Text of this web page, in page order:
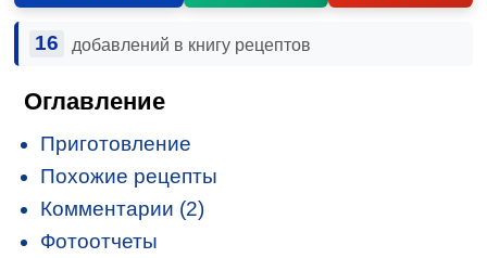
16 добавлений в книгу рецептов
Оглавление
Приготовление
Похожие рецепты
Комментарии (2)
Фотоотчеты